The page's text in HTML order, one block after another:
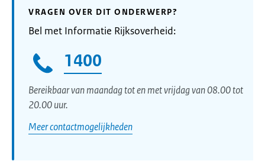
VRAGEN OVER DIT ONDERWERP?
Bel met Informatie Rijksoverheid:
1400
Bereikbaar van maandag tot en met vrijdag van 08.00 tot
20.00 uur.
Meer contactmogelijkheden